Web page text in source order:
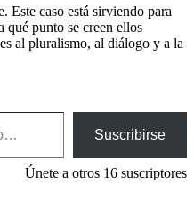
Este caso está sirviendo para
qué punto se creen ellos
al pluralismo, al diálogo y a la
Suscribirse
Únete a otros 16 suscriptores